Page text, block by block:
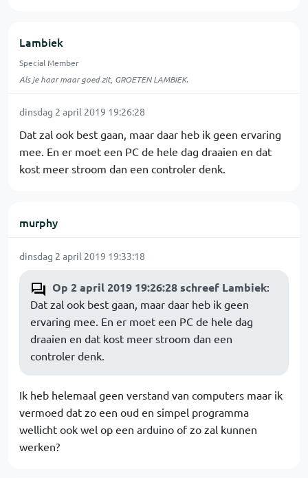
Lambiek
Special Member
Als je haar maar goed zit, GROETEN LAMBIEK.
dinsdag 2 april 2019 19:26:28
Dat zal ook best gaan, maar daar heb ik geen ervaring
mee. En er moet een PC de hele dag draaien en dat
kost meer stroom dan een controler denk.
murphy
dinsdag 2 april 2019 19:33:18
Op 2 april 2019 19:26:28 schreef Lambiek:
Dat zal ook best gaan, maar daar heb ik geen
ervaring mee. En er moet een PC de hele dag
draaien en dat kost meer stroom dan een
controler denk.
Ik heb helemaal geen verstand van computers maar ik
vermoed dat zo een oud en simpel programma
wellicht ook wel op een arduino of zo zal kunnen
werken?